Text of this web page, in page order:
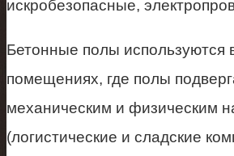
искробезопасные,
Бетонные полы
помещениях, где полы
механическим и физическим
(логистические и сладские